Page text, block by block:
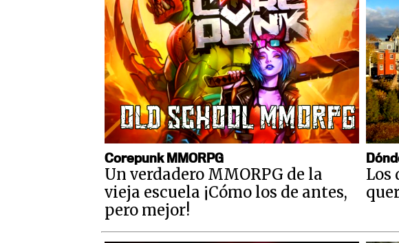
Corepunk MMORPG
Un verdadero MMORPG de la
vieja escuela ¡Cómo los de antes,
pero mejor!
Los